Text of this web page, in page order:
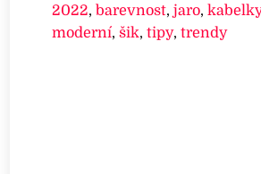
2022,barevnost,jaro,
moderní,šik,tipy,trendy